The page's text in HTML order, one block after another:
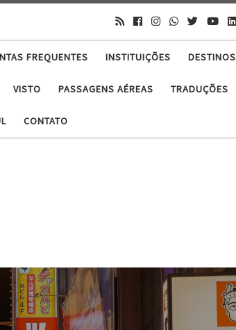
FREQUENTES INSTITUIÇÕES DESTINOS
VISTO PASSAGENS AÉREAS TRADUÇÕES
CONTATO